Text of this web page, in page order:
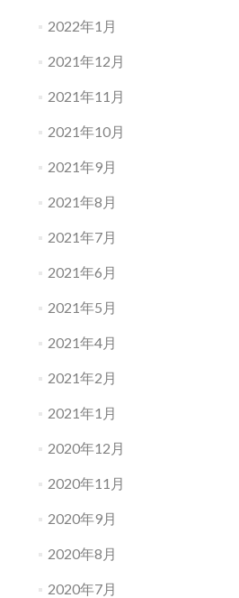
2022年1月
2021年12月
2021年11月
2021年10月
2021年9月
2021年8月
2021年7月
2021年6月
2021年5月
2021年4月
2021年2月
2021年1月
2020年12月
2020年11月
2020年9月
2020年8月
2020年7月